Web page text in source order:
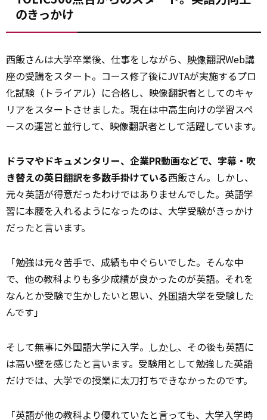
のきっかけ
西飯さんは大学卒業後、仕事をしながら、 映像翻訳Web講
座の受講をスタート。コース修了後にJVTAが実施するプロ
化試験（トライアル）に合格し、映像翻訳者としてのキャ
リアをスタートさせました。現在は中高生向けの学習スペ
ースの運営と並行して、映像翻訳者として活躍しています。
ドラマやドキュメンタリー、企業PR動画などで、字幕・吹
き替えの英日翻訳を多数手掛けている西飯さん。しかし、
元々英語が得意だったわけではありませんでした。英語学
習に本腰を入れるようになったのは、大学受験がきっかけ
だったと言います。
「勉強は元々苦手で、成績も中ぐらいでした。そんな中
で、他の教科よりも多少成績が良かったのが英語。それを
なんとか受験で生かしたいと思い、 外国語大学を受験した
んです」
そして無事に外国語大学に入学。 しかし、その後も英語に
は高い壁を感じたと言います。受験用として勉強した英語
だけでは、大学での授業に太刀打ちできなかったのです。
「英語が他の教科より優れていたと言っても、大学入学時